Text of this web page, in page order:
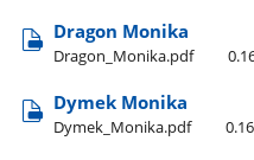
Dragon Monika
Dragon​_Monika.pdf
Dymek Monika
Dymek​_Monika.pdf